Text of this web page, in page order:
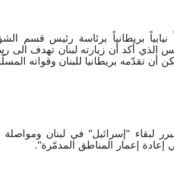
بريطانياً برئاسة رئيس قسم
الذي أكد أن زيارته لبنان تهدف
أن تقدّمه بريطانيا للبنان وقواته
لبقاء "إسرائيل" في لبنان ومواصلة
إعادة إعمار المناطق المدمّرة".